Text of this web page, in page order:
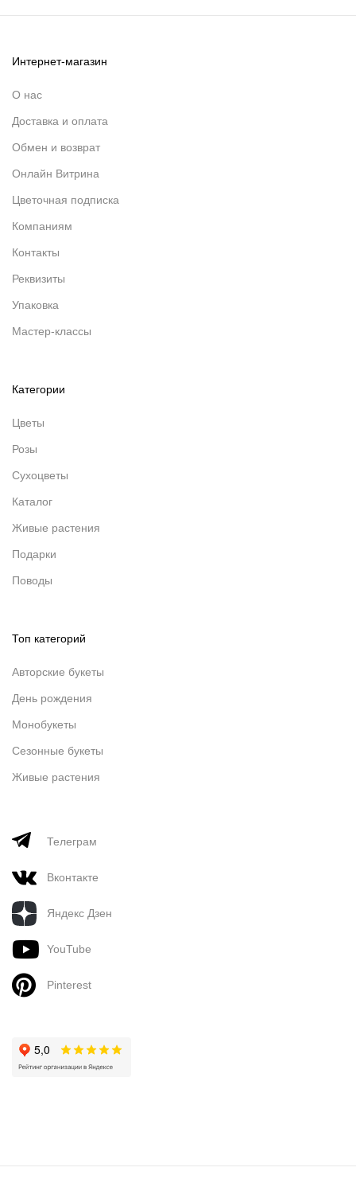
Интернет-магазин
О нас
Доставка и оплата
Обмен и возврат
Онлайн Витрина
Цветочная подписка
Компаниям
Контакты
Реквизиты
Упаковка
Мастер-классы
Категории
Цветы
Розы
Сухоцветы
Каталог
Живые растения
Подарки
Поводы
Топ категорий
Авторские букеты
День рождения
Монобукеты
Сезонные букеты
Живые растения
Телеграм
Вконтакте
Яндекс Дзен
YouTube
Pinterest